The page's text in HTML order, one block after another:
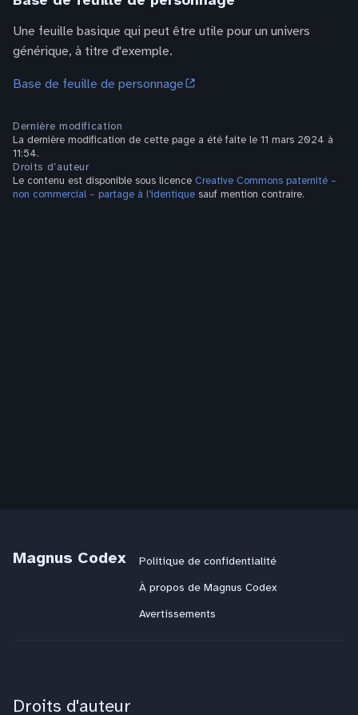
Une feuille basique qui peut être utile pour un univers
générique, à titre d'exemple.
Base de feuille de personnage
Dernière modification
La dernière modification de cette page a été faite le 11 mars 2024 à
11:54.
Droits d’auteur
Le contenu est disponible sous licence Creative Commons paternité –
non commercial – partage à l’identique sauf mention contraire.
Magnus Codex
Politique de confidentialité
À propos de Magnus Codex
Avertissements
Droits d'auteur